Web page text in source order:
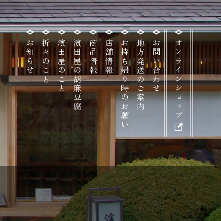
お知らせ折々のこと濱田屋のこと濱田屋の胡麻豆腐商品情報 店舗情報お持ち帰り時のお願い地方発送のご案内お問い合わせオンラインショップ